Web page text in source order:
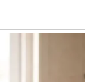
mislite.